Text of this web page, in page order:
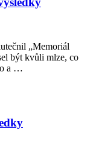
„Memoriál
být kvůli mlze, co
a …